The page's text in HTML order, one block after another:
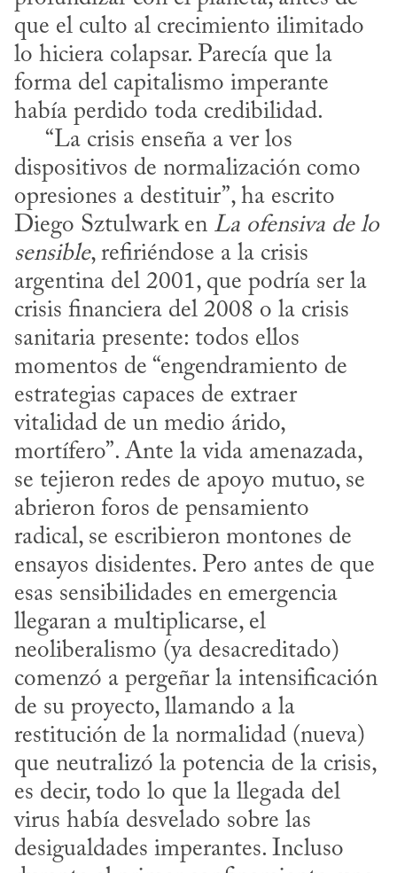
que el culto al crecimiento ilimitado
lo hiciera colapsar. Parecía que la
forma del capitalismo imperante
había perdido toda credibilidad.
dispositivos de normalización como
opresiones a destituir”, ha escrito
Diego Sztulwark en La ofensiva de lo
sensible, refiriéndose a la crisis
argentina del 2001, que podría ser la
crisis financiera del 2008 o la crisis
sanitaria presente: todos ellos
momentos de “engendramiento de
estrategias capaces de extraer
vitalidad de un medio árido,
mortífero”. Ante la vida amenazada,
se tejieron redes de apoyo mutuo, se
abrieron foros de pensamiento
radical, se escribieron montones de
ensayos disidentes. Pero antes de que
esas sensibilidades en emergencia
llegaran a multiplicarse, el
neoliberalismo (ya desacreditado)
comenzó a pergeñar la intensificación
de su proyecto, llamando a la
restitución de la normalidad (nueva)
que neutralizó la potencia de la crisis,
es decir, todo lo que la llegada del
virus había desvelado sobre las
desigualdades imperantes. Incluso